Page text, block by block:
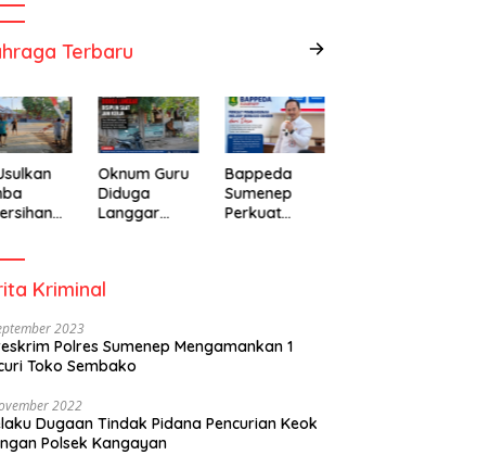
Terbaru
Oknum Guru
Diduga
Langgar
Bappeda
Sumenep
Perkuat
Kriminal
2023
Polres Sumenep Mengamankan 1
Toko Sembako
2022
Dugaan Tindak Pidana Pencurian Keok
Polsek Kangayan